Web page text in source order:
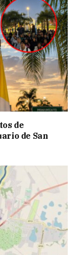
de
de San